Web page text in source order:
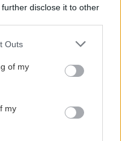
disclose it to other
one or more Google
You may click to
its third-party tags to
in below Google
Outs
of my
my